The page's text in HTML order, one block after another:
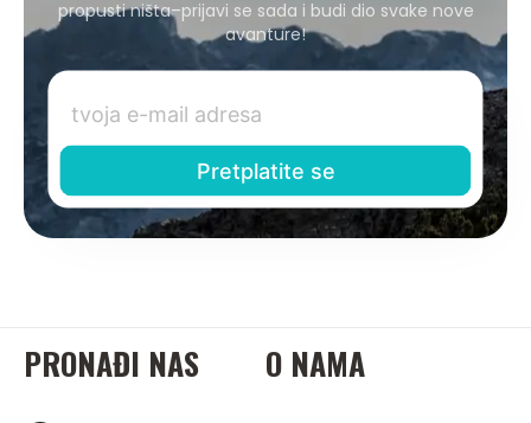
propusti ništa–prijavi se sada i budi dio svake nove
avanture!
PRONAĐI NAS O NAMA